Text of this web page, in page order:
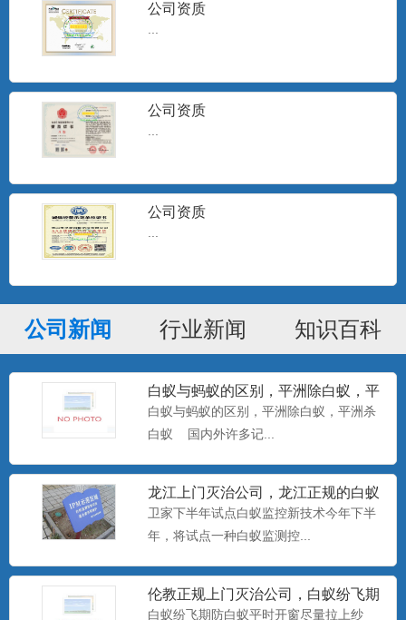
公司资质
公司资质
公司资质
公司新闻 行业新闻 知识百科
白蚁与蚂蚁的区别，平洲除白蚁，平
洲杀白蚁
白蚁与蚂蚁的区别，平洲除白蚁，平洲杀
白蚁 国内外许多记...
龙江上门灭治公司，龙江正规的白蚁
防治中心，卫家下半年试点白
卫家下半年试点白蚁监控新技术今年下半
年，将试点一种白蚁监测控...
伦教正规上门灭治公司，白蚁纷飞期
防白蚁平时开窗尽量拉上纱窗
白蚁纷飞期防白蚁平时开窗尽量拉上纱
美国百户泰2.5%联苯菊酯悬浮剂
气味，可杀可防，具有驱避...
气味，具有驱避和触杀作用...